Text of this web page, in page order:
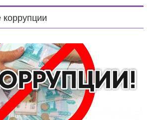
коррупции